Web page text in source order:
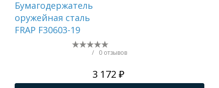
Бумагодержатель
оружейная сталь
FRAP F30603-19
/ 0 отзывов
3 172 ₽